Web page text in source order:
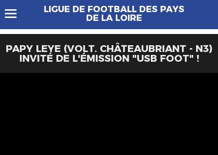
LIGUE DE FOOTBALL DES PAYS
DE LA LOIRE
PAPY LEYE (VOLT. CHÂTEAUBRIANT - N3)
INVITÉ DE L'ÉMISSION "USB FOOT" !